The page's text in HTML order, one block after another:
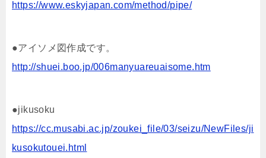
https://www.eskyjapan.com/method/pipe/
●アイソメ図作成です。
http://shuei.boo.jp/006manyuareuaisome.htm
●jikusoku
https://cc.musabi.ac.jp/zoukei_file/03/seizu/NewFiles/ji
kusokutouei.html